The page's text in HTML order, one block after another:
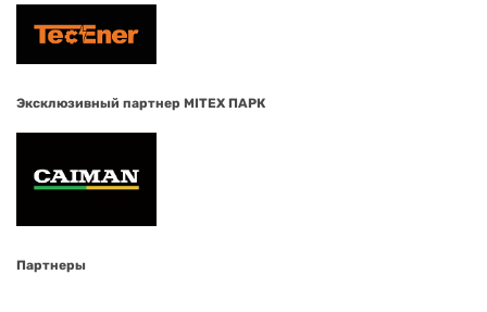
Эксклюзивный партнер MITEX ПАРК
Партнеры